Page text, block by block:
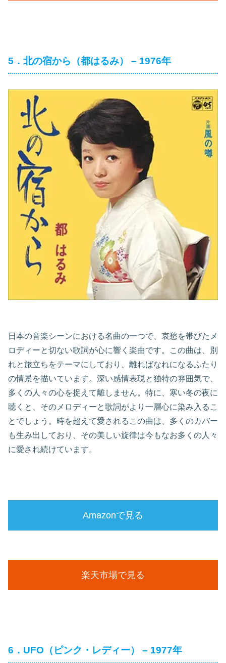
5．北の宿から（都はるみ） – 1976年
日本の音楽シーンにおける名曲の一つで、哀愁を帯びたメ
ロディーと切ない歌詞が心に響く楽曲です。この曲は、別
れと旅立ちをテーマにしており、離ればなれになるふたり
の情景を描いています。深い感情表現と独特の雰囲気で、
多くの人々の心を捉えて離しません。特に、寒い冬の夜に
聴くと、そのメロディーと歌詞がより一層心に染み入るこ
とでしょう。時を超えて愛されるこの曲は、多くのカバー
も生み出しており、その美しい旋律は今もなお多くの人々
に愛され続けています。
Amazonで見る
楽天市場で見る
6．UFO（ピンク・レディー） – 1977年